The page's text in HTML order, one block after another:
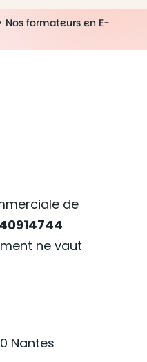
Nos formateurs en E-
de
ne vaut
Nantes